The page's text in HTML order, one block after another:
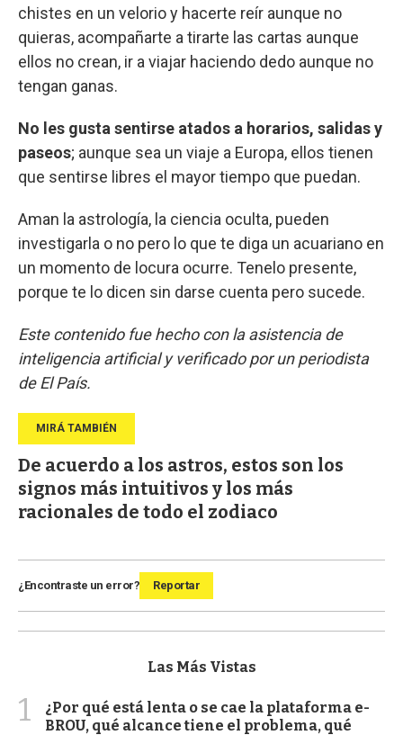
chistes en un velorio y hacerte reír aunque no
quieras, acompañarte a tirarte las cartas aunque
ellos no crean, ir a viajar haciendo dedo aunque no
tengan ganas.
No les gusta sentirse atados a horarios, salidas y
paseos; aunque sea un viaje a Europa, ellos tienen
que sentirse libres el mayor tiempo que puedan.
Aman la astrología, la ciencia oculta, pueden
investigarla o no pero lo que te diga un acuariano en
un momento de locura ocurre. Tenelo presente,
porque te lo dicen sin darse cuenta pero sucede.
Este contenido fue hecho con la asistencia de
inteligencia artificial y verificado por un periodista
de El País.
De acuerdo a los astros, estos son los
signos más intuitivos y los más
racionales de todo el zodiaco
¿Encontraste un error? Reportar
Las Más Vistas
1
¿Por qué está lenta o se cae la plataforma e-
BROU, qué alcance tiene el problema, qué